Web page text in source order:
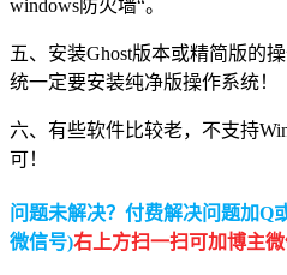
windows防火墙“。
五、安装Ghost版本或精简版的
统一定要安装纯净版操作系统！
六、有些软件比较老，不支持
可！
问题未解决？付费解决问题加Q
微信号)右上方扫一扫可加博主